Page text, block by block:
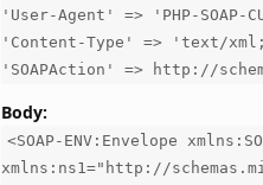
'User-Agent' => 'PHP-SOAP-
'Content-Type' => 'text/
'SOAPAction' => http://
Body:
<SOAP-ENV:Envelope
xmlns:ns1="http://